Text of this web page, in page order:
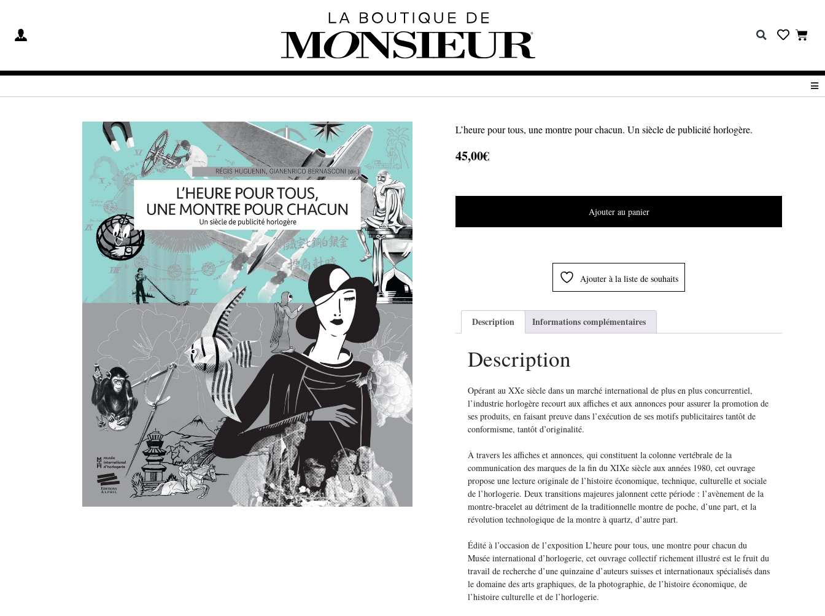
L’heure pour tous, une montre pour chacun. Un siècle de publicité horlogère.
45,00€
Ajouter au panier
Ajouter à la liste de souhaits
Description Informations complémentaires
Description
Opérant au XXe siècle dans un marché international de plus en plus concurrentiel,
l’industrie horlogère recourt aux affiches et aux annonces pour assurer la promotion de
ses produits, en faisant preuve dans l’exécution de ses motifs publicitaires tantôt de
conformisme, tantôt d’originalité.
À travers les affiches et annonces, qui constituent la colonne vertébrale de la
communication des marques de la fin du XIXe siècle aux années 1980, cet ouvrage
propose une lecture originale de l’histoire économique, technique, culturelle et sociale
de l’horlogerie. Deux transitions majeures jalonnent cette période : l’avènement de la
montre-bracelet au détriment de la traditionnelle montre de poche, d’une part, et la
révolution technologique de la montre à quartz, d’autre part.
Édité à l’occasion de l’exposition L’heure pour tous, une montre pour chacun du
Musée international d’horlogerie, cet ouvrage collectif richement illustré est le fruit du
travail de recherche d’une quinzaine d’auteurs suisses et internationaux spécialisés dans
le domaine des arts graphiques, de la photographie, de l’histoire économique, de
l’histoire culturelle et de l’horlogerie.